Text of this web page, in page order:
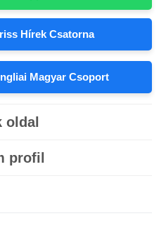
Hírek Csatorna
Magyar Csoport
oldal
profil